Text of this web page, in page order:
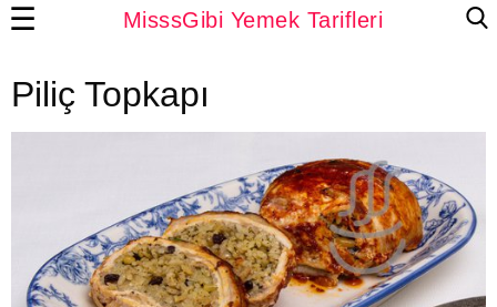
MisssGibi Yemek Tarifleri
☰
Piliç Topkapı